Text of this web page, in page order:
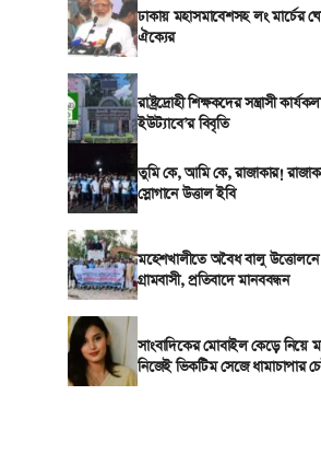
ঢাকায় মহাসমাবেশসহ লং মার্চের
ঐক্যের
রাষ্ট্রদ্রোহী শিক্ষকদের সন্ত্রাসী
ইউট্যাবে’র বিবৃতি
তুমি কে, আমি কে, রাজাকার!
স্লোগানে উত্তাল ইবি
মহেশখালীতে অবৈধ বালু
গ্রামবাসী, প্রতিবাদে মানববন্ধন
সাংবাদিকের মোবাইল কেড়ে নিয়ে
নিজেই ভিকটিম সেজে ধামাচাপার